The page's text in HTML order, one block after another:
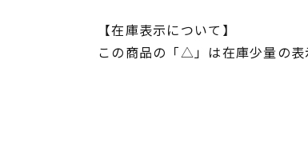
【在庫表示について】
この商品の「△」は在庫少量の表